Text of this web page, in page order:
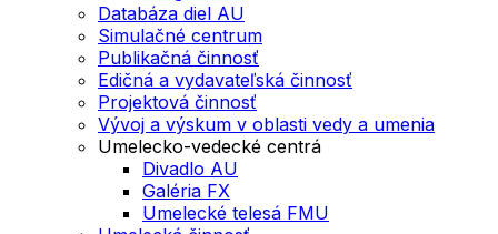
Databáza diel AU
Simulačné centrum
Publikačná činnosť
Edičná a vydavateľská činnosť
Projektová činnosť
Vývoj a výskum v oblasti vedy a umenia
Umelecko-vedecké centrá
Divadlo AU
Galéria FX
Umelecké telesá FMU